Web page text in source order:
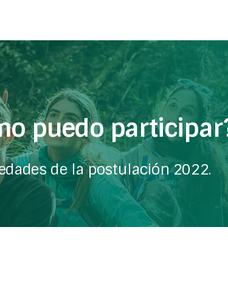
puedo
de la postulación 2022.